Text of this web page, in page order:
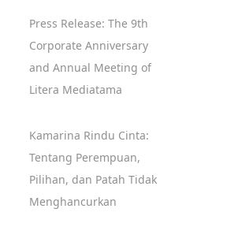
Press Release: The 9th
Corporate Anniversary
and Annual Meeting of
Litera Mediatama
Kamarina Rindu Cinta:
Tentang Perempuan,
Pilihan, dan Patah Tidak
Menghancurkan